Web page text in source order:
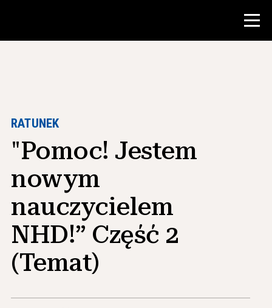
Zasoby dla nauczycieli
Narzędzia w klasie
Instytuty
Nauczanie umiejętności badawczych
Doradzanie studentom NHD
RATUNEK
"Pomoc! Jestem
nowym
nauczycielem
NHD!” Część 2
(Temat)